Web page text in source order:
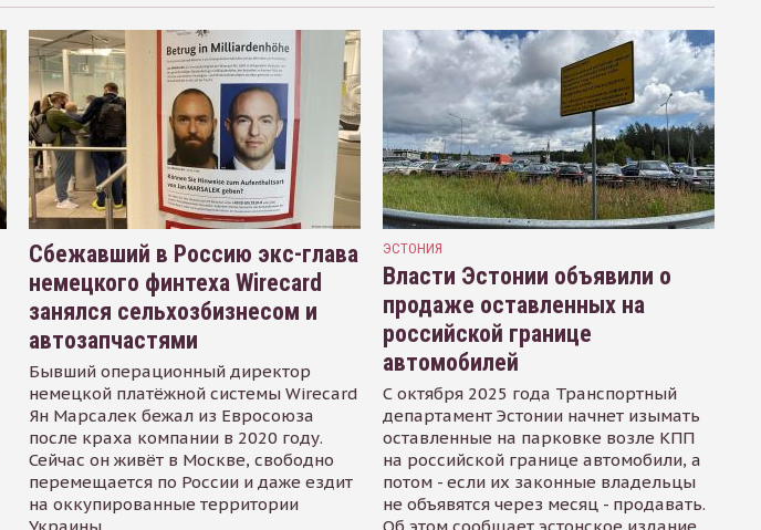
Сбежавший в Россию экс-глава
немецкого финтеха Wirecard
занялся сельхозбизнесом и
автозапчастями
Бывший операционный директор
немецкой платёжной системы Wirecard
Ян Марсалек бежал из Евросоюза
после краха компании в 2020 году.
Сейчас он живёт в Москве, свободно
перемещается по России и даже ездит
на оккупированные территории
ЭСТОНИЯ
Власти Эстонии объявили о
продаже оставленных на
российской границе
автомобилей
С октября 2025 года Транспортный
департамент Эстонии начнет изымать
оставленные на парковке возле КПП
на российской границе автомобили, а
потом - если их законные владельцы
не объявятся через месяц - продавать.